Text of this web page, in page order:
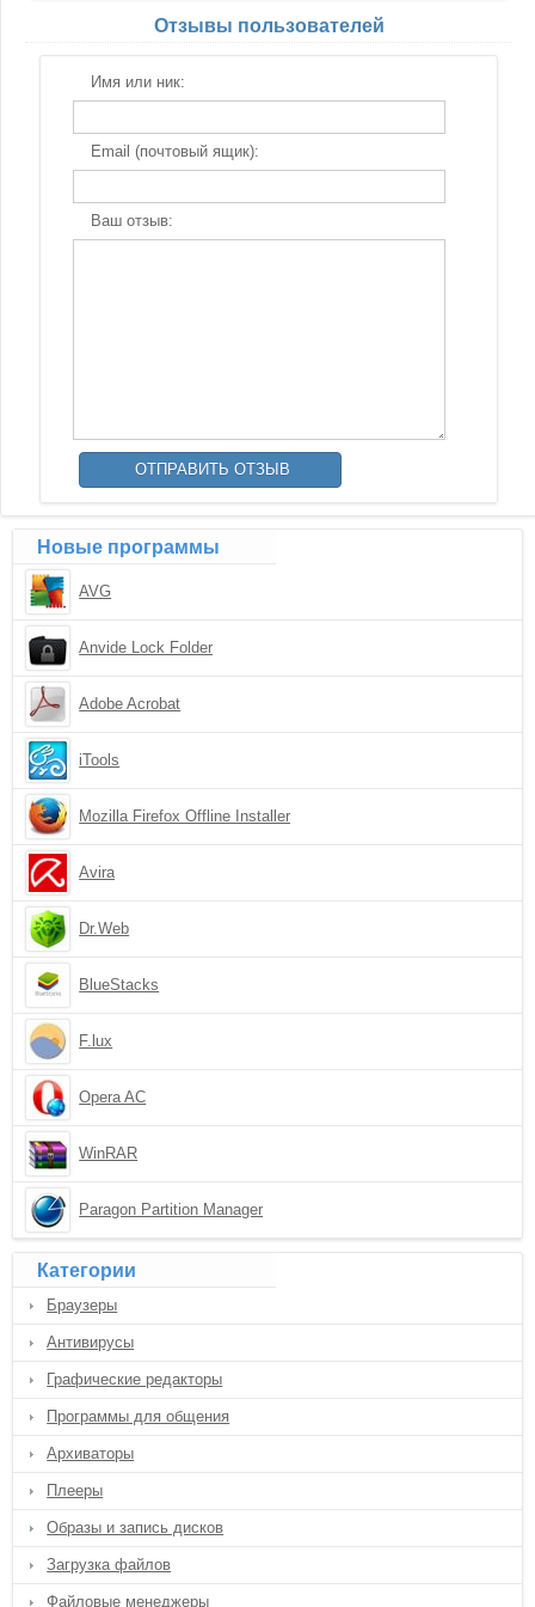
Отзывы пользователей
Имя или ник:
Email (почтовый ящик):
Ваш отзыв:
Новые программы
AVG
Anvide Lock Folder
Adobe Acrobat
iTools
Mozilla Firefox Offline Installer
Avira
Dr.Web
BlueStacks
F.lux
Opera AC
WinRAR
Paragon Partition Manager
Категории
Браузеры
Антивирусы
Графические редакторы
Программы для общения
Архиваторы
Плееры
Образы и запись дисков
Загрузка файлов
Файловые менеджеры